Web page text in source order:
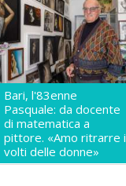
Bari, l'83enne
Pasquale: da docente
di matematica a
pittore. «Amo ritrarre i
volti delle donne»